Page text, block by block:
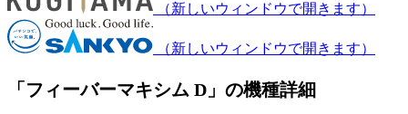
（新しいウィンドウで開きます）
（新しいウィンドウで開きます）
「フィーバーマキシム D」の機種詳細